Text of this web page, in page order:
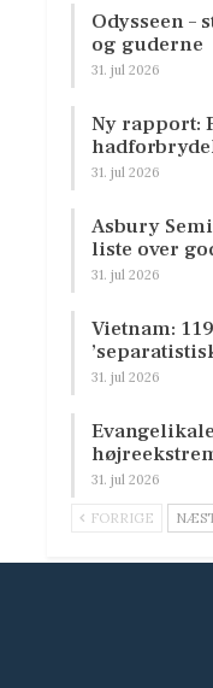
Odysseen
og guderne
31. jul 2026
Ny rapport:
31. jul 2026
Asbury
liste over
31. jul 2026
Vietnam:
31. jul 2026
31. jul 2026
FORRIGE